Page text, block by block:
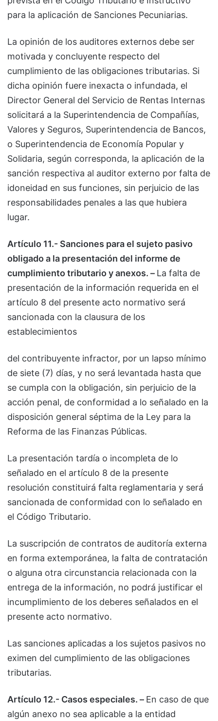
para la aplicación de Sanciones Pecuniarias.
La opinión de los auditores externos debe ser
motivada y concluyente respecto del
cumplimiento de las obligaciones tributarias. Si
dicha opinión fuere inexacta o infundada, el
Director General del Servicio de Rentas Internas
solicitará a la Superintendencia de Compañías,
Valores y Seguros, Superintendencia de Bancos,
o Superintendencia de Economía Popular y
Solidaria, según corresponda, la aplicación de la
sanción respectiva al auditor externo por falta de
idoneidad en sus funciones, sin perjuicio de las
responsabilidades penales a las que hubiera
lugar.
Artículo 11.- Sanciones para el sujeto pasivo
obligado a la presentación del informe de
cumplimiento tributario y anexos. – La falta de
presentación de la información requerida en el
artículo 8 del presente acto normativo será
sancionada con la clausura de los
establecimientos
del contribuyente infractor, por un lapso mínimo
de siete (7) días, y no será levantada hasta que
se cumpla con la obligación, sin perjuicio de la
acción penal, de conformidad a lo señalado en la
disposición general séptima de la Ley para la
Reforma de las Finanzas Públicas.
La presentación tardía o incompleta de lo
señalado en el artículo 8 de la presente
resolución constituirá falta reglamentaria y será
sancionada de conformidad con lo señalado en
el Código Tributario.
La suscripción de contratos de auditoría externa
en forma extemporánea, la falta de contratación
o alguna otra circunstancia relacionada con la
entrega de la información, no podrá justificar el
incumplimiento de los deberes señalados en el
presente acto normativo.
Las sanciones aplicadas a los sujetos pasivos no
eximen del cumplimiento de las obligaciones
tributarias.
Artículo 12.- Casos especiales. – En caso de que
algún anexo no sea aplicable a la entidad